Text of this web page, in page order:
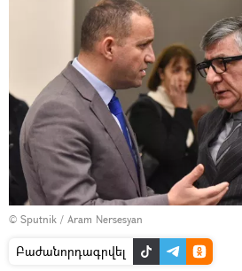
© Sputnik / Aram Nersesyan
Բաժանորդագրվել